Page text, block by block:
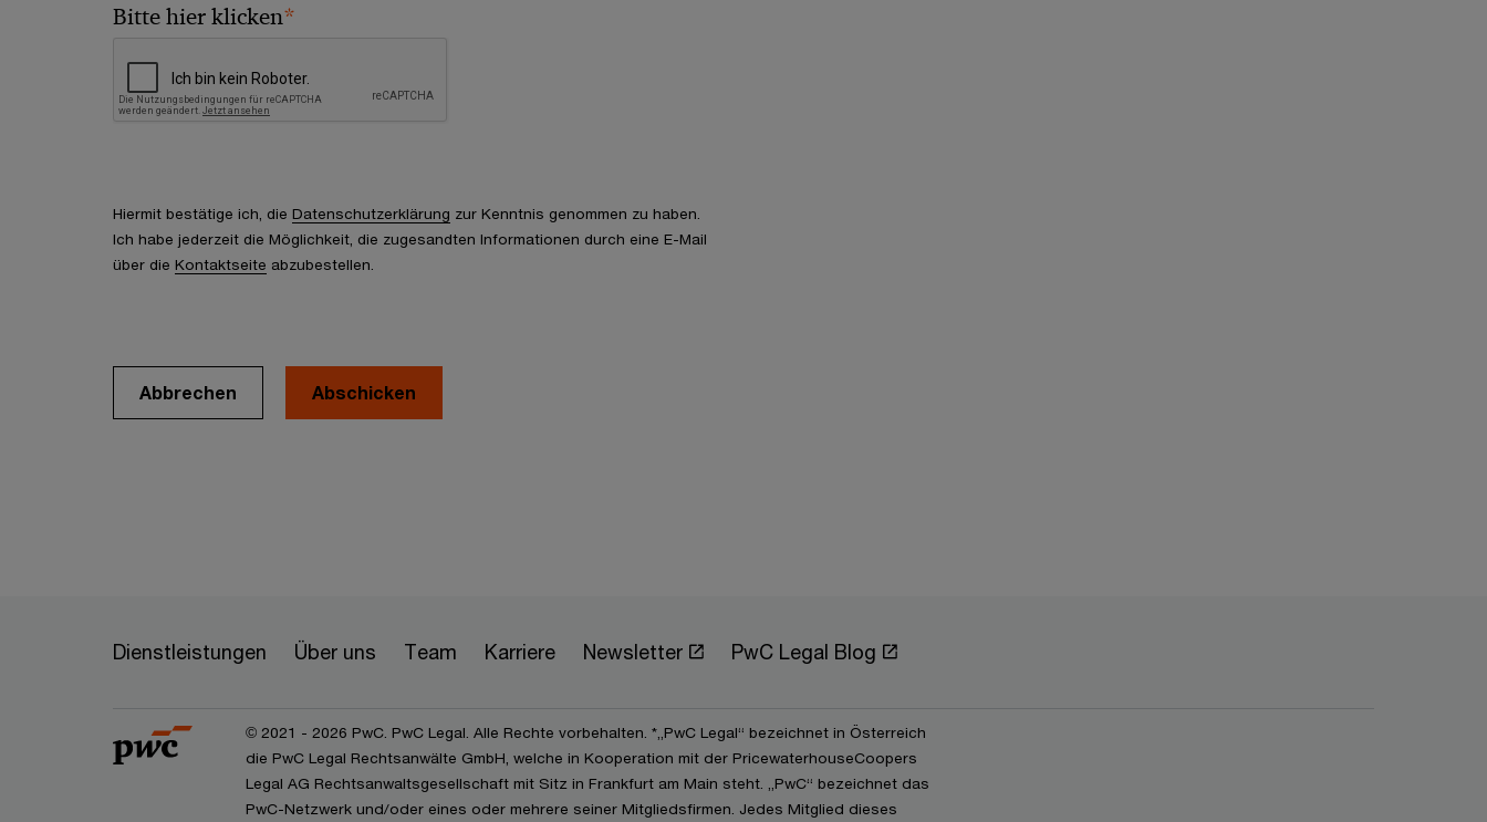
Bitte hier klicken*
Hiermit bestätige ich, die Datenschutzerklärung zur Kenntnis genommen zu haben.
Ich habe jederzeit die Möglichkeit, die zugesandten Informationen durch eine E-Mail
über die Kontaktseite abzubestellen.
Abbrechen
Dienstleistungen Über uns Team Karriere Newsletter PwC Legal Blog
© 2021 - 2026 PwC. PwC Legal. Alle Rechte vorbehalten. *„PwC Legal“ bezeichnet in Österreich
die PwC Legal Rechtsanwälte GmbH, welche in Kooperation mit der PricewaterhouseCoopers
Legal AG Rechtsanwaltsgesellschaft mit Sitz in Frankfurt am Main steht. „PwC“ bezeichnet das
PwC-Netzwerk und/oder eines oder mehrere seiner Mitgliedsfirmen. Jedes Mitglied dieses